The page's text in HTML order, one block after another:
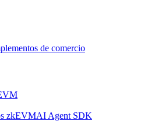
de comercio
zkEVMAI Agent SDK